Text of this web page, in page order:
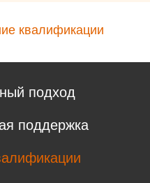
квалификации
подход
поддержка